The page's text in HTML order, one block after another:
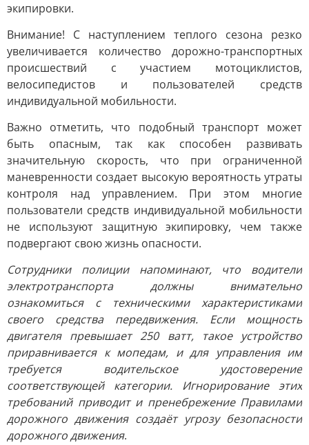
экипировки.
Внимание! С наступлением теплого сезона резко
увеличивается количество дорожно-транспортных
происшествий с участием мотоциклистов,
велосипедистов и пользователей средств
индивидуальной мобильности.
Важно отметить, что подобный транспорт может
быть опасным, так как способен развивать
значительную скорость, что при ограниченной
маневренности создает высокую вероятность утраты
контроля над управлением. При этом многие
пользователи средств индивидуальной мобильности
не используют защитную экипировку, чем также
подвергают свою жизнь опасности.
Сотрудники полиции напоминают, что водители
электротранспорта должны внимательно
ознакомиться с техническими характеристиками
своего средства передвижения. Если мощность
двигателя превышает 250 ватт, такое устройство
приравнивается к мопедам, и для управления им
требуется водительское удостоверение
соответствующей категории. Игнорирование этих
требований приводит и пренебрежение Правилами
дорожного движения создаёт угрозу безопасности
дорожного движения.